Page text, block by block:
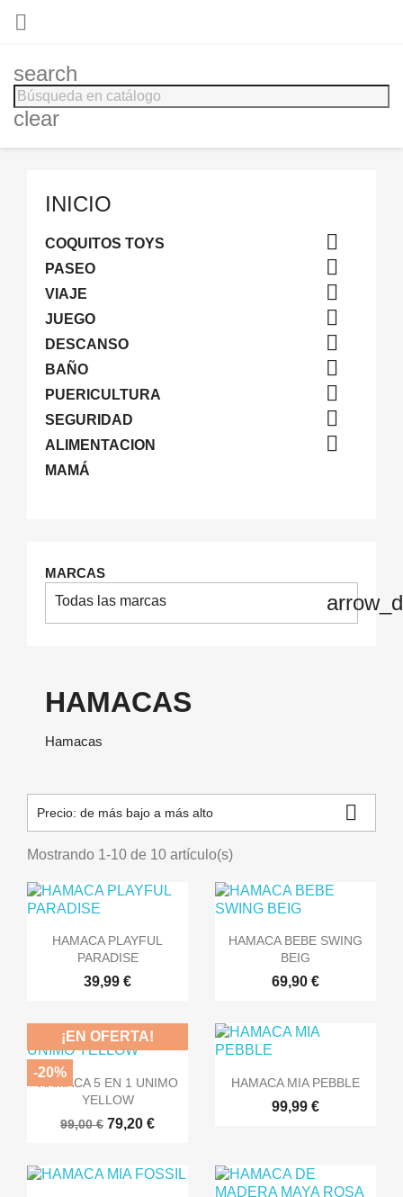

search
clear
INICIO
COQUITOS TOYS 
PASEO 
VIAJE 
JUEGO 
DESCANSO 
BAÑO 
PUERICULTURA 
SEGURIDAD 
ALIMENTACION 
MAMÁ
MARCAS
Todas las marcas
HAMACAS
Hamacas
Precio: de más bajo a más alto 
Mostrando 1-10 de 10 artículo(s)
 Vista rápida
HAMACA PLAYFUL
PARADISE
39,99 €
 Vista rápida
HAMACA BEBE SWING
BEIG
69,90 €
 Vista rápida
HAMACA 5 EN 1 UNIMO
YELLOW
99,00 € 79,20 €
¡EN OFERTA!
-20%  Vista rápida
HAMACA MIA PEBBLE
99,99 €